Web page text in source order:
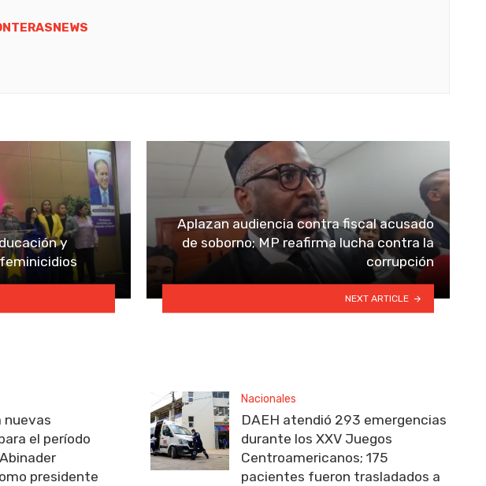
y
Aplazan audiencia contra fiscal acusado
de soborno; MP reafirma lucha contra la
corrupción
NEXT ARTICLE
nuevas
el período
presidente
Nacionales
DAEH atendió 293 emergencias
durante los XXV Juegos
Centroamericanos; 175
pacientes fueron trasladados a